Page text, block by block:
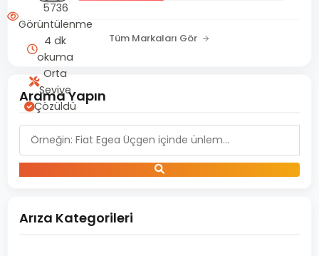
5736
Görüntülenme
4 dk
okuma
Orta
Seviye
Çözüldü
Tüm Markaları Gör
Arama Yapın
Arıza Kategorileri